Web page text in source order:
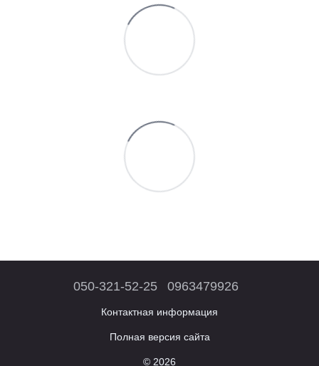
050-321-52-25 0963479926
Контактная информация
Полная версия сайта
© 2026